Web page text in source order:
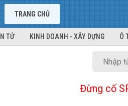
TRANG CHỦ
TỬ KINH DOANH - XÂY DỰNG Ô
Đừng cố